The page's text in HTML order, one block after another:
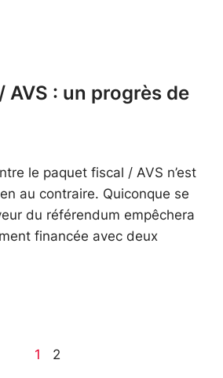
AVS : un progrès de
le paquet fiscal / AVS n’est
au contraire. Quiconque se
du référendum empêchera
financée avec deux
1 2